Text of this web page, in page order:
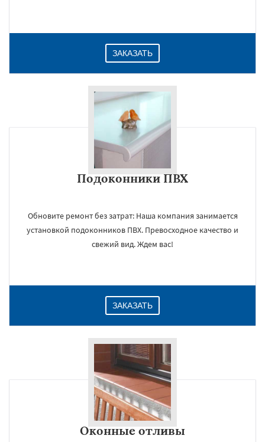
ЗАКАЗАТЬ
Подоконники ПВХ
Обновите ремонт без затрат: Наша компания занимается
установкой подоконников ПВХ. Превосходное качество и
свежий вид. Ждем вас!
ЗАКАЗАТЬ
Оконные отливы